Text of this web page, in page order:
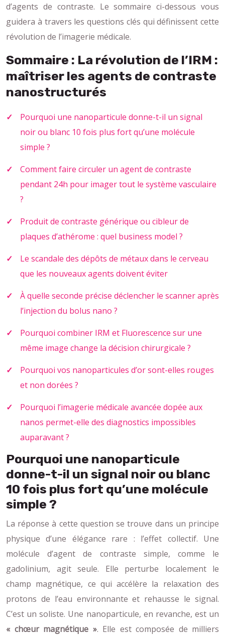
d’agents de contraste. Le sommaire ci-dessous vous
guidera à travers les questions clés qui définissent cette
révolution de l’imagerie médicale.
Sommaire : La révolution de l’IRM :
maîtriser les agents de contraste
nanostructurés
Pourquoi une nanoparticule donne-t-il un signal
noir ou blanc 10 fois plus fort qu’une molécule
simple ?
Comment faire circuler un agent de contraste
pendant 24h pour imager tout le système vasculaire
?
Produit de contraste générique ou cibleur de
plaques d’athérome : quel business model ?
Le scandale des dépôts de métaux dans le cerveau
que les nouveaux agents doivent éviter
À quelle seconde précise déclencher le scanner après
l’injection du bolus nano ?
Pourquoi combiner IRM et Fluorescence sur une
même image change la décision chirurgicale ?
Pourquoi vos nanoparticules d’or sont-elles rouges
et non dorées ?
Pourquoi l’imagerie médicale avancée dopée aux
nanos permet-elle des diagnostics impossibles
auparavant ?
Pourquoi une nanoparticule
donne-t-il un signal noir ou blanc
10 fois plus fort qu’une molécule
simple ?
La réponse à cette question se trouve dans un principe
physique d’une élégance rare : l’effet collectif. Une
molécule d’agent de contraste simple, comme le
gadolinium, agit seule. Elle perturbe localement le
champ magnétique, ce qui accélère la relaxation des
protons de l’eau environnante et rehausse le signal.
C’est un soliste. Une nanoparticule, en revanche, est un
« chœur magnétique ». Elle est composée de milliers